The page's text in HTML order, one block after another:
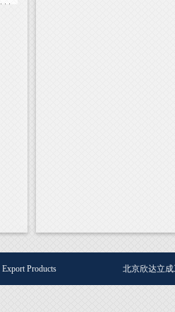
Export Products 北京欣达立成